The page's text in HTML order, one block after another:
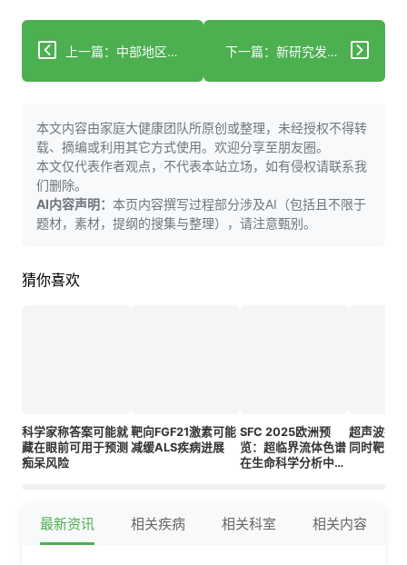
上一篇：中部地区母亲在挚友支持下应对早发性阿尔茨海默病 下一篇：新研究发现脂肪可能暗中助长阿尔茨海默病
本文内容由家庭大健康团队所原创或整理，未经授权不得转
载、摘编或利用其它方式使用。欢迎分享至朋友圈。
本文仅代表作者观点，不代表本站立场，如有侵权请联系我
们删除。
AI内容声明： 本页内容撰写过程部分涉及AI（包括且不限于
题材，素材，提纲的搜集与整理），请注意甄别。
猜你喜欢
科学家称答案可能就
藏在眼前可用于预测
痴呆风险
靶向FGF21激素可能
减缓ALS疾病进展
SFC 2025欧洲预
览：超临界流体色谱
在生命科学分析中的
超声波技
同时靶向
最新资讯 相关疾病 相关科室 相关内容